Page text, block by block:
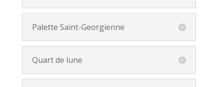
Palette Saint-Georgienne
Quart de lune